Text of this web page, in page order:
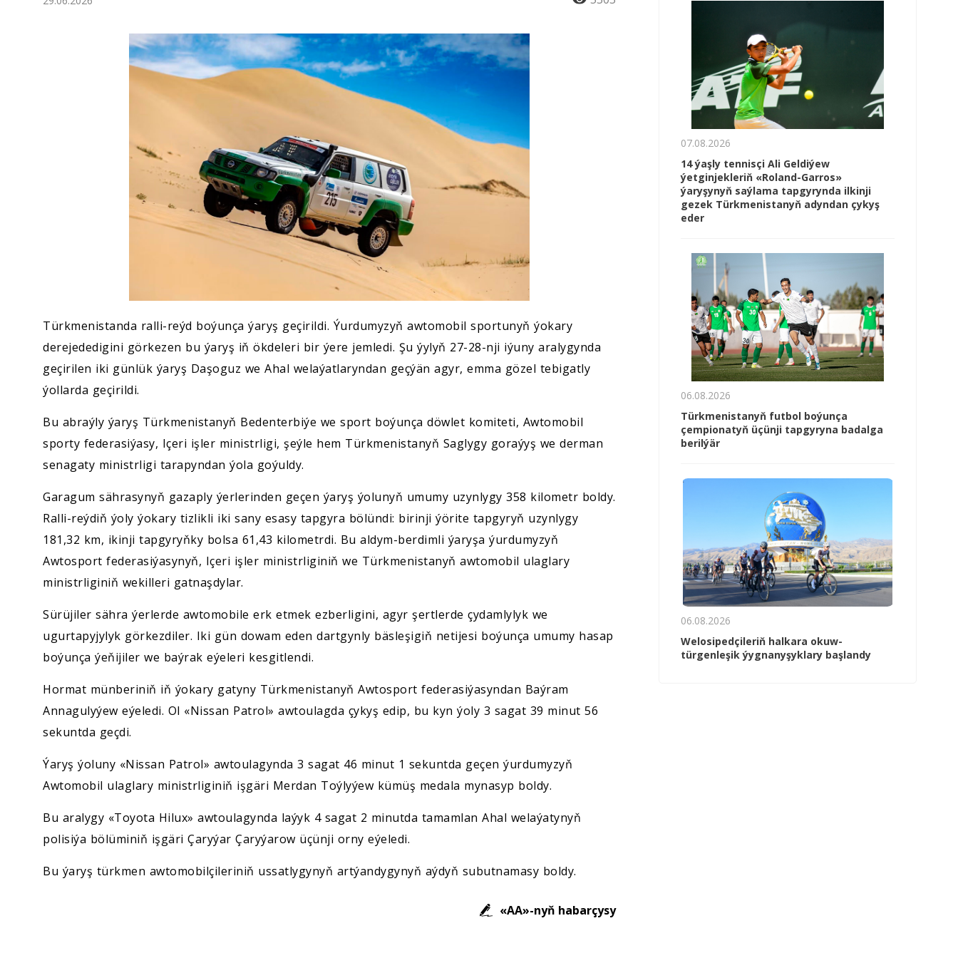
Jemgyýet
Medeniýet
Sport
Türkmenistanda ralli-reýd boýunça ýaryş geçirildi. Ýurdumyzyň awtomobil sportunyň ýokary
derejededigini görkezen bu ýaryş iň ökdeleri bir ýere jemledi. Şu ýylyň 27-28-nji iýuny aralygynda
geçirilen iki günlük ýaryş Daşoguz we Ahal welaýatlaryndan geçýän agyr, emma gözel tebigatly
ýollarda geçirildi.
Bu abraýly ýaryş Türkmenistanyň Bedenterbiýe we sport boýunça döwlet komiteti, Awtomobil
sporty federasiýasy, Içeri işler ministrligi, şeýle hem Türkmenistanyň Saglygy goraýyş we derman
senagaty ministrligi tarapyndan ýola goýuldy.
Garagum sährasynyň gazaply ýerlerinden geçen ýaryş ýolunyň umumy uzynlygy 358 kilometr boldy.
Ralli-reýdiň ýoly ýokary tizlikli iki sany esasy tapgyra bölündi: birinji ýörite tapgyryň uzynlygy
181,32 km, ikinji tapgyryňky bolsa 61,43 kilometrdi. Bu aldym-berdimli ýaryşa ýurdumyzyň
Awtosport federasiýasynyň, Içeri işler ministrliginiň we Türkmenistanyň awtomobil ulaglary
ministrliginiň wekilleri gatnaşdylar.
Sürüjiler sähra ýerlerde awtomobile erk etmek ezberligini, agyr şertlerde çydamlylyk we
ugurtapyjylyk görkezdiler. Iki gün dowam eden dartgynly bäsleşigiň netijesi boýunça umumy hasap
boýunça ýeňijiler we baýrak eýeleri kesgitlendi.
Hormat münberiniň iň ýokary gatyny Türkmenistanyň Awtosport federasiýasyndan Baýram
Annagulyýew eýeledi. Ol «Nissan Patrol» awtoulagda çykyş edip, bu kyn ýoly 3 sagat 39 minut 56
sekuntda geçdi.
Ýaryş ýoluny «Nissan Patrol» awtoulagynda 3 sagat 46 minut 1 sekuntda geçen ýurdumyzyň
Awtomobil ulaglary ministrliginiň işgäri Merdan Toýlyýew kümüş medala mynasyp boldy.
Bu aralygy «Toyota Hilux» awtoulagynda laýyk 4 sagat 2 minutda tamamlan Ahal welaýatynyň
polisiýa bölüminiň işgäri Çaryýar Çaryýarow üçünji orny eýeledi.
Bu ýaryş türkmen awtomobilçileriniň ussatlygynyň artýandygynyň aýdyň subutnamasy boldy.
«AA»-nyň habarçysy
07.08.2026
14 ýaşly tennisçi Ali Geldiýew
ýetginjekleriň «Roland-Garros»
ýaryşynyň saýlama tapgyrynda ilkinji
gezek Türkmenistanyň adyndan çykyş
eder
06.08.2026
Türkmenistanyň futbol boýunça
çempionatyň üçünji tapgyryna badalga
berilýär
06.08.2026
Welosipedçileriň halkara okuw-
türgenleşik ýygnanyşyklary başlandy